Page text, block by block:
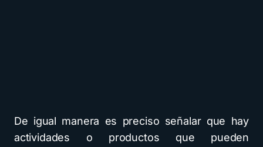
De igual manera es preciso señalar que hay
actividades o productos que pueden